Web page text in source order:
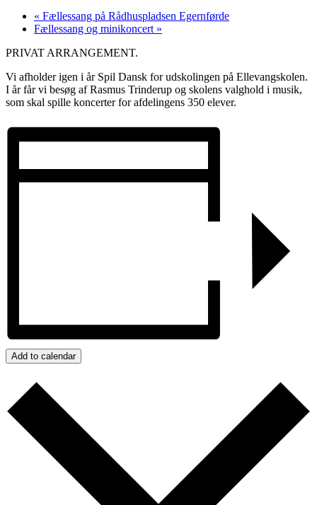
« Fællessang på Rådhuspladsen Egernførde
Fællessang og minikoncert »
PRIVAT ARRANGEMENT.
Vi afholder igen i år Spil Dansk for udskolingen på Ellevangskolen.
I år får vi besøg af Rasmus Trinderup og skolens valghold i musik,
som skal spille koncerter for afdelingens 350 elever.
Add to calendar